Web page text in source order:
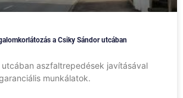
a Csiky Sándor utcában
utcában aszfaltrepedések javításával
munkálatok.